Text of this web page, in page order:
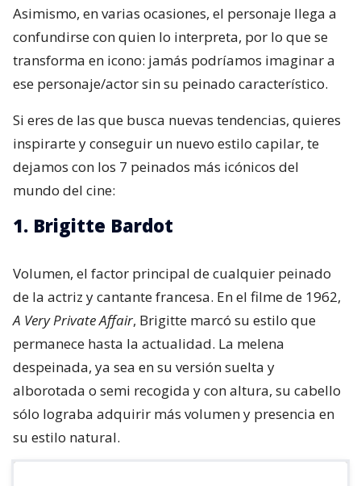
Asimismo, en varias ocasiones, el personaje llega a
confundirse con quien lo interpreta, por lo que se
transforma en icono: jamás podríamos imaginar a
ese personaje/actor sin su peinado característico.
Si eres de las que busca nuevas tendencias, quieres
inspirarte y conseguir un nuevo estilo capilar, te
dejamos con los 7 peinados más icónicos del
mundo del cine:
1. Brigitte Bardot
Volumen, el factor principal de cualquier peinado
de la actriz y cantante francesa. En el filme de 1962,
A Very Private Affair, Brigitte marcó su estilo que
permanece hasta la actualidad. La melena
despeinada, ya sea en su versión suelta y
alborotada o semi recogida y con altura, su cabello
sólo lograba adquirir más volumen y presencia en
su estilo natural.